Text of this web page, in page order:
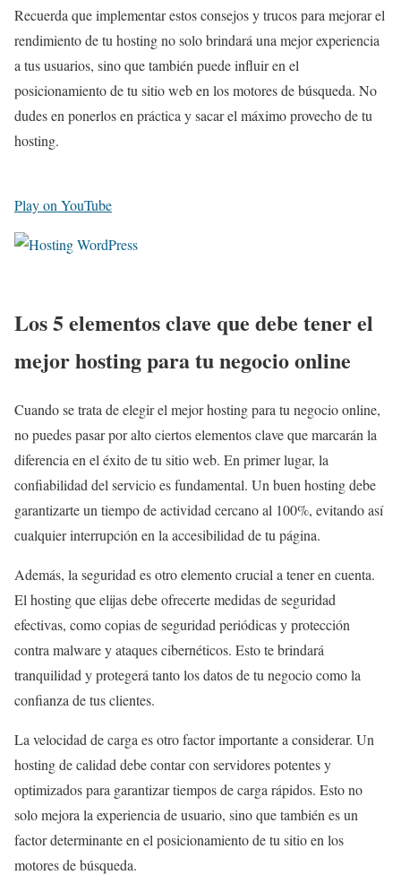
Recuerda que implementar estos consejos y trucos para mejorar el
rendimiento de tu hosting no solo brindará una mejor experiencia
a tus usuarios, sino que también puede influir en el
posicionamiento de tu sitio web en los motores de búsqueda. No
dudes en ponerlos en práctica y sacar el máximo provecho de tu
hosting.
Play on YouTube
Los 5 elementos clave que debe tener el
mejor hosting para tu negocio online
Cuando se trata de elegir el mejor hosting para tu negocio online,
no puedes pasar por alto ciertos elementos clave que marcarán la
diferencia en el éxito de tu sitio web. En primer lugar, la
confiabilidad del servicio es fundamental. Un buen hosting debe
garantizarte un tiempo de actividad cercano al 100%, evitando así
cualquier interrupción en la accesibilidad de tu página.
Además, la seguridad es otro elemento crucial a tener en cuenta.
El hosting que elijas debe ofrecerte medidas de seguridad
efectivas, como copias de seguridad periódicas y protección
contra malware y ataques cibernéticos. Esto te brindará
tranquilidad y protegerá tanto los datos de tu negocio como la
confianza de tus clientes.
La velocidad de carga es otro factor importante a considerar. Un
hosting de calidad debe contar con servidores potentes y
optimizados para garantizar tiempos de carga rápidos. Esto no
solo mejora la experiencia de usuario, sino que también es un
factor determinante en el posicionamiento de tu sitio en los
motores de búsqueda.